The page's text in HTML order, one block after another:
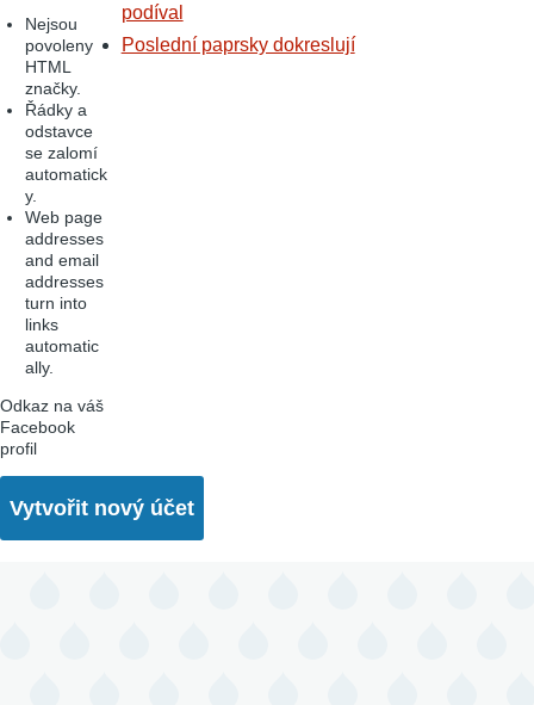
Nejsou
povoleny
HTML
značky.
Řádky a
odstavce
se zalomí
automatick
y.
Web page
addresses
and email
addresses
turn into
links
automatic
ally.
Odkaz na váš
Facebook
profil
podíval
Poslední paprsky dokreslují